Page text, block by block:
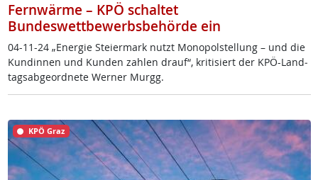
Fernwärme – KPÖ schaltet
Bundeswettbewerbsbehörde ein
04-11-24 „En­er­gie Stei­er­mark nutzt Mo­no­pol­stel­lung – und die
Kun­din­nen und Kun­den zah­len drauf“, kri­ti­siert der KPÖ-Land­
tags­ab­ge­ord­ne­te Wer­ner Murgg.
KPÖ Graz